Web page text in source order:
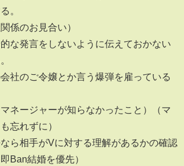
。
係のお見合い）
な発言をしないように伝えておかない
社のご令嬢とか言う爆弾を雇っている
マネージャーが知らなかったこと）（マ
忘れずに）
なら相手がVに対する理解があるかの確認
Ban結婚を優先）